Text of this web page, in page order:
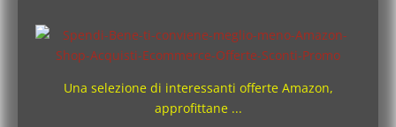
Una selezione di interessanti offerte Amazon,
approfittane ...